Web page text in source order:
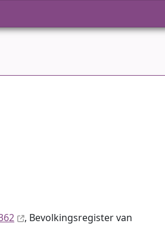
, Bevolkingsregister van